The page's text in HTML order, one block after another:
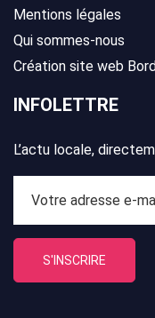
Mentions légales
Qui sommes-nous
Création site web
INFOLETTRE
L’actu locale,
S'INSCRIRE